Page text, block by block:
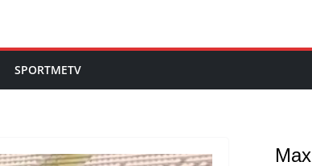
SPORTMETV